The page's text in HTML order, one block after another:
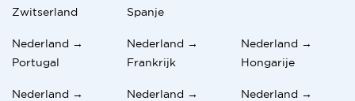
Zwitserland
Spanje
Nederland →
Portugal
Nederland →
Frankrijk
Nederland →
Hongarije
Nederland →
Nederland →
Nederland →